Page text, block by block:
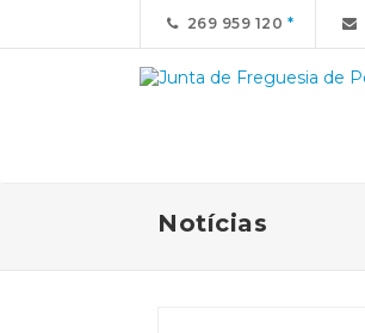
269 959 120
Notícias